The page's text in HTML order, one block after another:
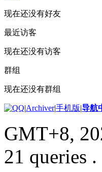
现在还没有好友
最近访客
现在还没有访客
群组
现在还没有群组
|Archiver|手机版|导航
GMT+8,
21 queries .